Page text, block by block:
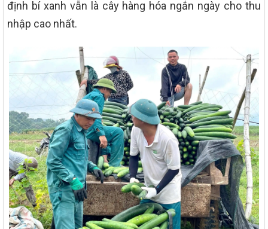
định bí xanh vẫn là cây hàng hóa ngắn ngày cho thu
nhập cao nhất.